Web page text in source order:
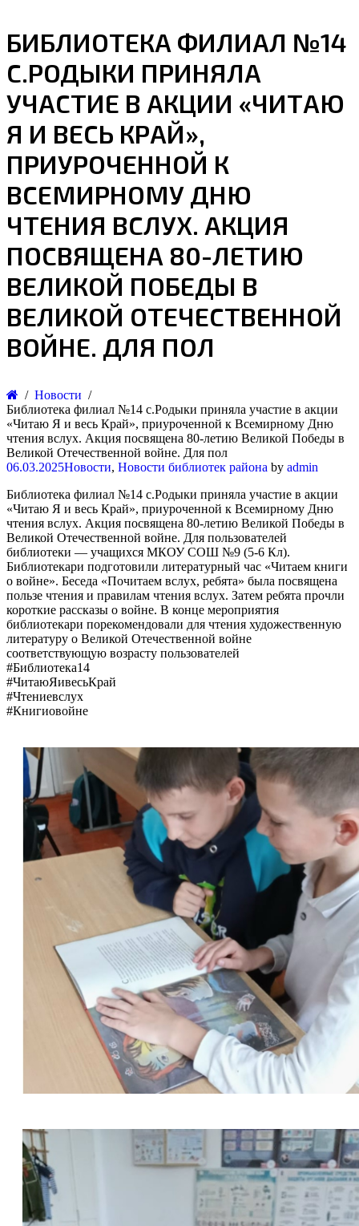
БИБЛИОТЕКА ФИЛИАЛ №14
С.РОДЫКИ ПРИНЯЛА
УЧАСТИЕ В АКЦИИ «ЧИТАЮ
Я И ВЕСЬ КРАЙ»,
ПРИУРОЧЕННОЙ К
ВСЕМИРНОМУ ДНЮ
ЧТЕНИЯ ВСЛУХ. АКЦИЯ
ПОСВЯЩЕНА 80-ЛЕТИЮ
ВЕЛИКОЙ ПОБЕДЫ В
ВЕЛИКОЙ ОТЕЧЕСТВЕННОЙ
ВОЙНЕ. ДЛЯ ПОЛ
Новости
Библиотека филиал №14 с.Родыки приняла участие в акции
«Читаю Я и весь Край», приуроченной к Всемирному Дню
чтения вслух. Акция посвящена 80-летию Великой Победы в
Великой Отечественной войне. Для пол
06.03.2025Новости, Новости библиотек района by admin
Библиотека филиал №14 с.Родыки приняла участие в акции
«Читаю Я и весь Край», приуроченной к Всемирному Дню
чтения вслух. Акция посвящена 80-летию Великой Победы в
Великой Отечественной войне. Для пользователей
библиотеки — учащихся МКОУ СОШ №9 (5-6 Кл).
Библиотекари подготовили литературный час «Читаем книги
о войне».​ Беседа «Почитаем вслух, ребята» была посвящена
пользе чтения и правилам чтения вслух. Затем ребята прочли
короткие рассказы о войне. В конце мероприятия
библиотекари порекомендовали для чтения художественную
литературу о Великой Отечественной войне
соответствующую возрасту пользователей
#Библиотека14
#ЧитаюЯивесьКрай
#Чтениевслух
#Книгиовойне